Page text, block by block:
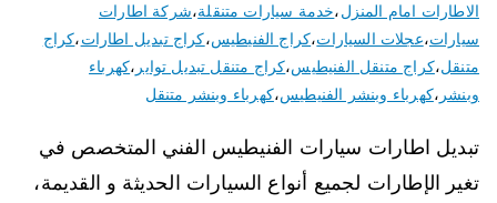
الاطارات امام المنزل،خدمة سيارات متنقلة،شركة اطارات
سيارات،عجلات السيارات،كراج الفنيطيس،كراج تبديل اطارات،كراج
متنقل،كراج متنقل الفنيطيس،كراج متنقل تبديل تواير ،كهرباء
وبنشر ،كهرباء وبنشر الفنيطيس،كهرباء وبنشر متنقل
تبديل اطارات سيارات الفنيطيس الفني المتخصص في
تغير الإطارات لجميع أنواع السيارات الحديثة و القديمة،